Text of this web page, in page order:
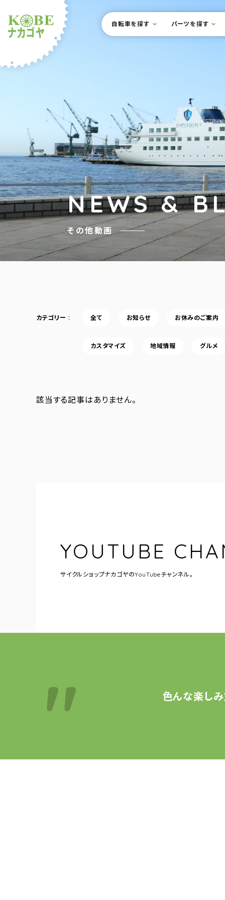
サイト内メニュー
本文までスキップ
自転車を探す パーツを探す
NEWS &
その他動画
カテゴリー 全て お知らせ お休みのご案内
カスタマイズ 地域情報 グルメ
該当する記事はありません。
YOUTUBE
サイクルショップナカゴヤのYouTubeチャンネル。
色んな楽し